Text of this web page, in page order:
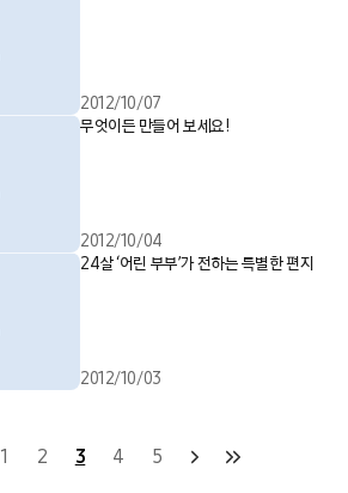
2012/10/07
무엇이든 만들어 보세요!
2012/10/04
24살 ‘어린 부부’가 전하는 특별한 편지
2012/10/03
1 2 3 4 5